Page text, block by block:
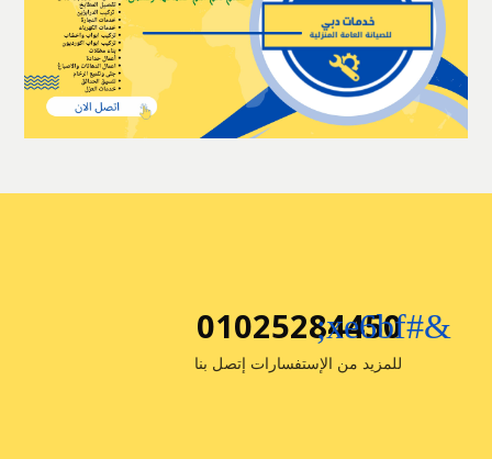
&#xe6bf;
01025284450
للمزيد من الإستفسارات إتصل بنا